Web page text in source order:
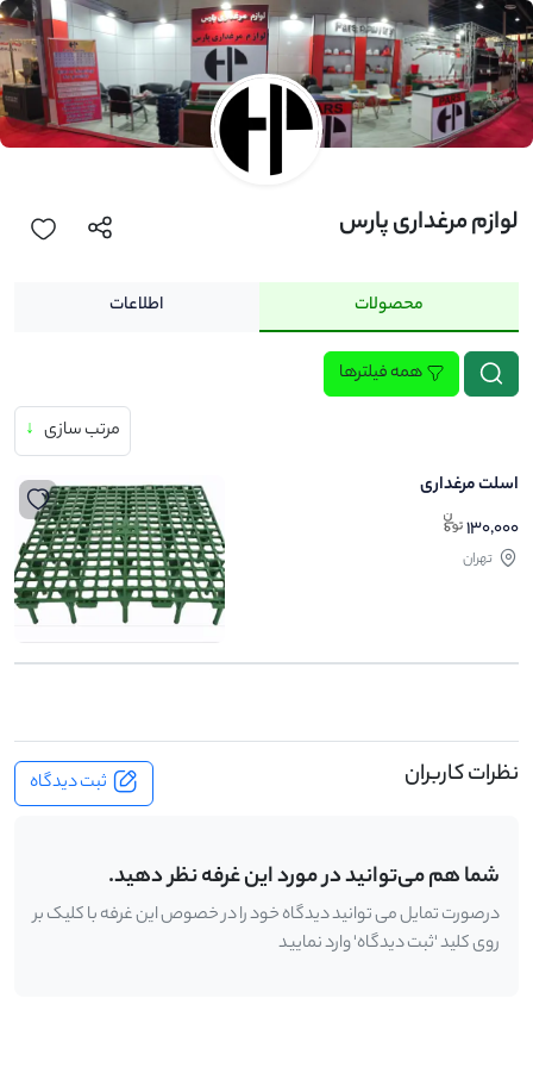
لوازم مرغداری پارس
محصولات اطلاعات
همه فیلترها
مرتب سازی ↓
اسلت مرغداری
130,000
تهران
نظرات کاربران ثبت دیدگاه
شما هم می‌توانید در مورد این غرفه نظر دهید.
درصورت تمایل می توانید دیدگاه خود را در خصوص این غرفه با کلیک بر
روی کلید 'ثبت دیدگاه' وارد نمایید